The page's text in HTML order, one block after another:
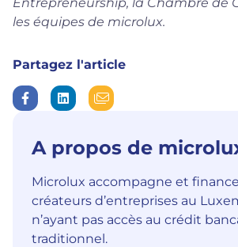
les équipes de microlux.
Partagez l'article
A propos de
Microlux accompagne et
créateurs d’entreprises au
n’ayant pas accès au crédit
traditionnel.